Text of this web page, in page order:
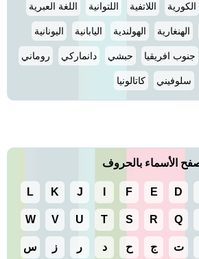
الكورية اللاتفية اللتوانية اللغة العبرية
الهنغارية الهولندية اليابانية اليونانية
جنوب افريقيا حبشي دانماركي روماني
سلوفيني كاتالونيا
الأسماء بالحروف
D
E
F
J
K
L
Q
R
S
T
U
V
W
ت ج ح د ر ز س